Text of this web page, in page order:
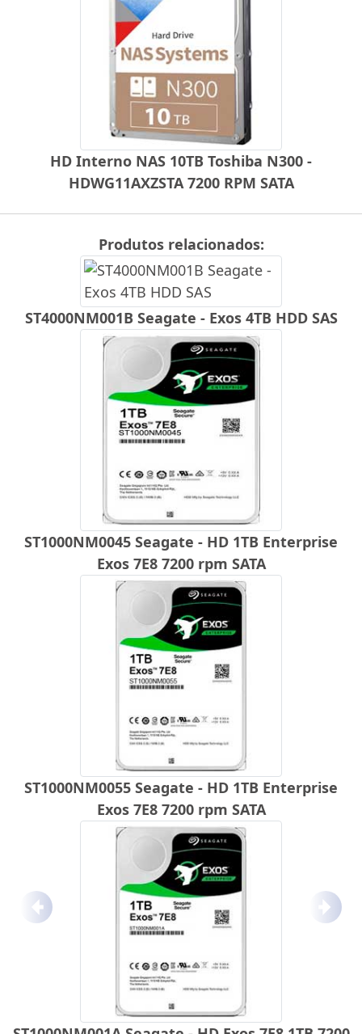
HD Interno NAS 10TB Toshiba N300 -
HDWG11AXZSTA 7200 RPM SATA
Produtos relacionados:
ST4000NM001B Seagate - Exos 4TB HDD SAS
ST1000NM0045 Seagate - HD 1TB Enterprise
Exos 7E8 7200 rpm SATA
ST1000NM0055 Seagate - HD 1TB Enterprise
Exos 7E8 7200 rpm SATA
Anterior